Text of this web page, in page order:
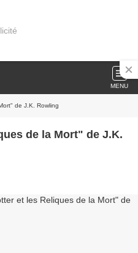
MENU
de J.K. Rowling
de la Mort" de J.K.